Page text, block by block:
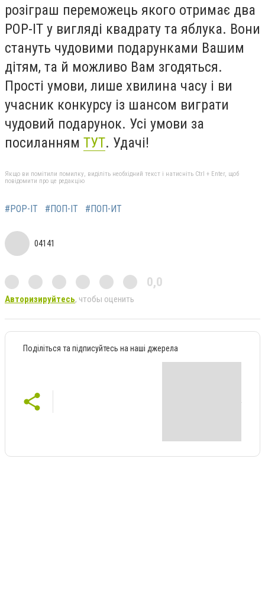
розіграш переможець якого отримає два
POP-IT у вигляді квадрату та яблука. Вони
стануть чудовими подарунками Вашим
дітям, та й можливо Вам згодяться.
Прості умови, лише хвилина часу і ви
учасник конкурсу із шансом виграти
чудовий подарунок. Усі умови за
посиланням ТУТ. Удачі!
Якщо ви помітили помилку, виділіть необхідний текст і натисніть Ctrl + Enter, щоб
повідомити про це редакцію
#POP-IT #ПОП-ІТ #ПОП-ИТ
04141
0,0
Авторизируйтесь, чтобы оценить
Поділіться та підписуйтесь на наші джерела